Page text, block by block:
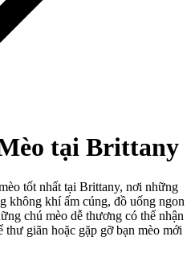
tại Brittany
tốt nhất tại Brittany, nơi những
không khí ấm cúng, đồ uống ngon
chú mèo dễ thương có thể nhận
giãn hoặc gặp gỡ bạn mèo mới